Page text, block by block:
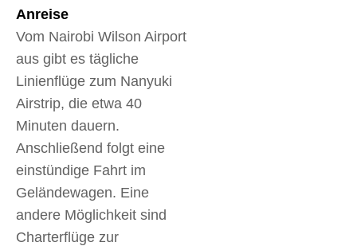
Anreise
Vom Nairobi Wilson Airport
aus gibt es tägliche
Linienflüge zum Nanyuki
Airstrip, die etwa 40
Minuten dauern.
Anschließend folgt eine
einstündige Fahrt im
Geländewagen. Eine
andere Möglichkeit sind
Charterflüge zur